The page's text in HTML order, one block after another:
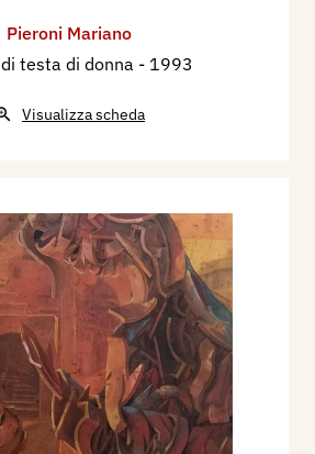
Pieroni Mariano
testa di donna - 1993
Visualizza scheda